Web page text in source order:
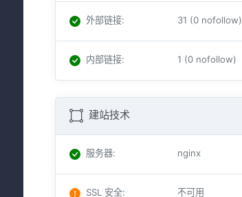
外部链接: 31 (0 nofollow)
内部链接: 1 (0 nofollow)
建站技术
服务器: nginx
SSL 安全: 不可用